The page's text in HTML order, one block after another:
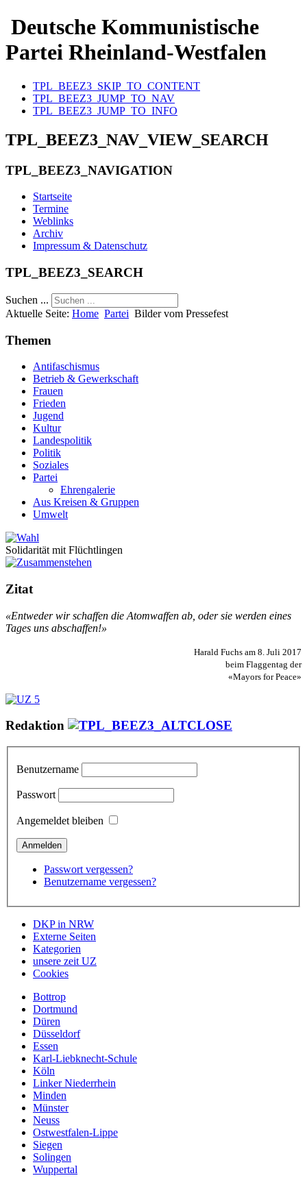
Deutsche Kommunistische
Partei Rheinland-Westfalen
TPL_BEEZ3_SKIP_TO_CONTENT
TPL_BEEZ3_JUMP_TO_NAV
TPL_BEEZ3_JUMP_TO_INFO
TPL_BEEZ3_NAV_VIEW_SEARCH
TPL_BEEZ3_NAVIGATION
Startseite
Termine
Weblinks
Archiv
Impressum & Datenschutz
TPL_BEEZ3_SEARCH
Suchen ...
Aktuelle Seite: Home Partei Bilder vom Pressefest
Themen
Antifaschismus
Betrieb & Gewerkschaft
Frauen
Frieden
Jugend
Kultur
Landespolitik
Politik
Soziales
Partei
Ehrengalerie
Aus Kreisen & Gruppen
Umwelt
Solidarität mit Flüchtlingen
Zitat
«Entweder wir schaffen die Atomwaffen ab, oder sie werden eines
Tages uns abschaffen!»
Harald Fuchs am 8. Juli 2017
beim Flaggentag der
«Mayors for Peace»
Redaktion
Benutzername
Passwort
Angemeldet bleiben
Passwort vergessen?
Benutzername vergessen?
DKP in NRW
Externe Seiten
Kategorien
unsere zeit UZ
Cookies
Bottrop
Dortmund
Düren
Düsseldorf
Essen
Karl-Liebknecht-Schule
Köln
Linker Niederrhein
Minden
Münster
Neuss
Ostwestfalen-Lippe
Siegen
Solingen
Wuppertal